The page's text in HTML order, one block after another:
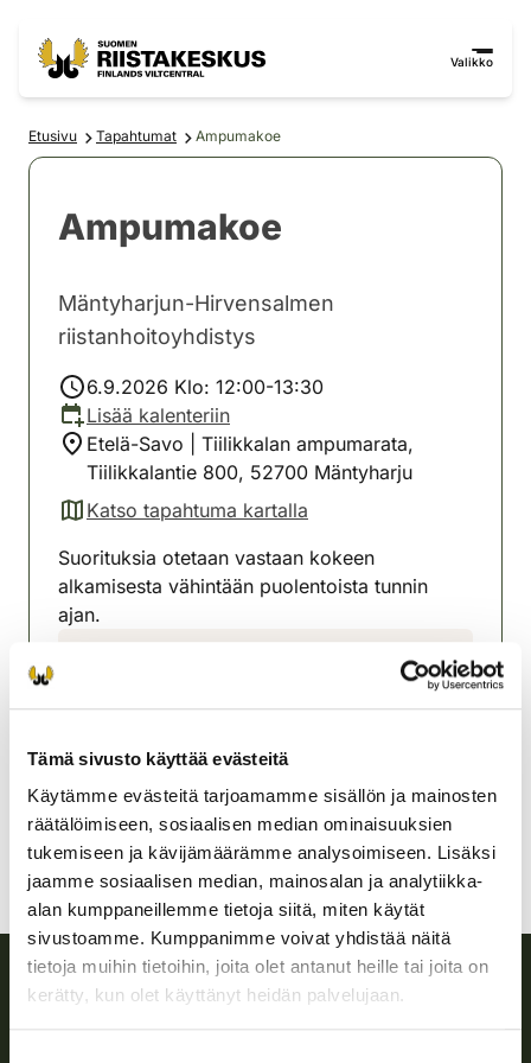
Tämä sivusto käyttää evästeitä
Käytämme evästeitä tarjoamamme sisällön ja mainosten
räätälöimiseen, sosiaalisen median ominaisuuksien
tukemiseen ja kävijämäärämme analysoimiseen. Lisäksi
jaamme sosiaalisen median, mainosalan ja analytiikka-
alan kumppaneillemme tietoja siitä, miten käytät
sivustoamme. Kumppanimme voivat yhdistää näitä
tietoja muihin tietoihin, joita olet antanut heille tai joita on
kerätty, kun olet käyttänyt heidän palvelujaan.
Valikko
Etusivu Tapahtumat Ampumakoe
Ampumakoe
Mäntyharjun-Hirvensalmen
riistanhoitoyhdistys
6.9.2026 Klo: 12:00-13:30
Lisää kalenteriin
Etelä-Savo | Tiilikkalan ampumarata,
Tiilikkalantie 800, 52700 Mäntyharju
Katso tapahtuma kartalla
(avautuu uuteen välilehteen)
Suorituksia otetaan vastaan kokeen
alkamisesta vähintään puolentoista tunnin
ajan.
0400 653 902
mantyharju-hirvensalmi@rhy.riista.fi